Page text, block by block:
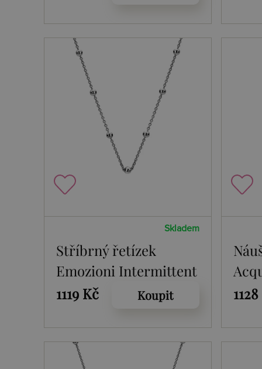
Skladem
Stříbrný řetízek
Emozioni Intermittent
Silver 45
1119 Kč Koupit